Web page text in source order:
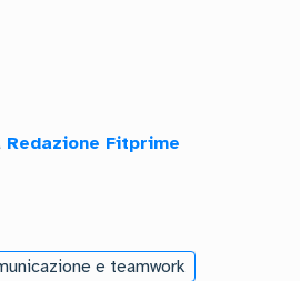
Redazione Fitprime
e teamwork